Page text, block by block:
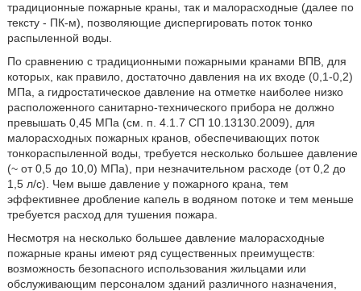
традиционные пожарные краны, так и малорасходные (далее по
тексту - ПК-м), позволяющие диспергировать поток тонко
распыленной воды.
По сравнению с традиционными пожарными кранами ВПВ, для
которых, как правило, достаточно давления на их входе (0,1-0,2)
МПа, а гидростатическое давление на отметке наиболее низко
расположенного санитарно-технического прибора не должно
превышать 0,45 МПа (см. п. 4.1.7 СП 10.13130.2009), для
малорасходных пожарных кранов, обеспечивающих поток
тонкораспыленной воды, требуется несколько большее давление
(~ от 0,5 до 10,0) МПа), при незначительном расходе (от 0,2 до
1,5 л/с). Чем выше давление у пожарного крана, тем
эффективнее дробление капель в водяном потоке и тем меньше
требуется расход для тушения пожара.
Несмотря на несколько большее давление малорасходные
пожарные краны имеют ряд существенных преимуществ:
возможность безопасного использования жильцами или
обслуживающим персоналом зданий различного назначения,